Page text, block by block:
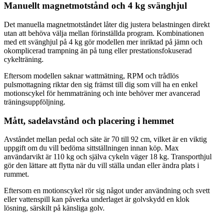
Manuellt magnetmotstånd och 4 kg svänghjul
Det manuella magnetmotståndet låter dig justera belastningen direkt
utan att behöva välja mellan förinställda program. Kombinationen
med ett svänghjul på 4 kg gör modellen mer inriktad på jämn och
okomplicerad trampning än på tung eller prestationsfokuserad
cykelträning.
Eftersom modellen saknar wattmätning, RPM och trådlös
pulsmottagning riktar den sig främst till dig som vill ha en enkel
motionscykel för hemmaträning och inte behöver mer avancerad
träningsuppföljning.
Mått, sadelavstånd och placering i hemmet
Avståndet mellan pedal och säte är 70 till 92 cm, vilket är en viktig
uppgift om du vill bedöma sittställningen innan köp. Max
användarvikt är 110 kg och själva cykeln väger 18 kg. Transporthjul
gör den lättare att flytta när du vill ställa undan eller ändra plats i
rummet.
Eftersom en motionscykel rör sig något under användning och svett
eller vattenspill kan påverka underlaget är golvskydd en klok
lösning, särskilt på känsliga golv.